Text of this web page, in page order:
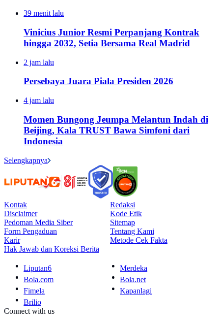
39 menit lalu
Vinicius Junior Resmi Perpanjang Kontrak
hingga 2032, Setia Bersama Real Madrid
2 jam lalu
Persebaya Juara Piala Presiden 2026
4 jam lalu
Momen Bungong Jeumpa Melantun Indah di
Beijing, Kala TRUST Bawa Simfoni dari
Indonesia
Selengkapnya
Kontak
Redaksi
Disclaimer
Kode Etik
Pedoman Media Siber
Sitemap
Form Pengaduan
Tentang Kami
Karir
Metode Cek Fakta
Hak Jawab dan Koreksi Berita
Liputan6
Merdeka
Bola.com
Bola.net
Fimela
Kapanlagi
Brilio
Connect with us